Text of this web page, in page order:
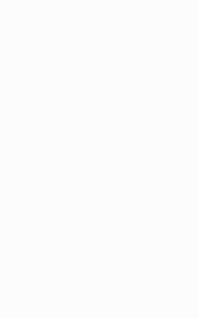
k vytápění v
místnostech